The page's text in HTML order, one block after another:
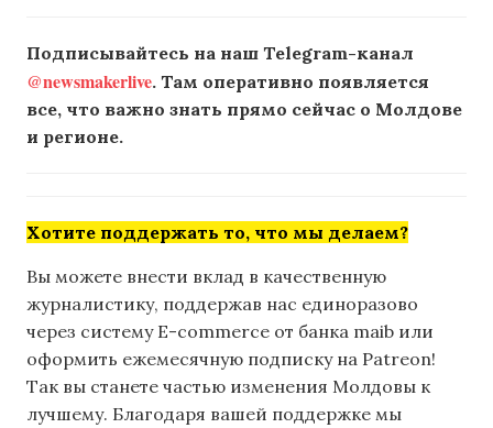
Подписывайтесь на наш Telegram-канал
@newsmakerlive. Там оперативно появляется
все, что важно знать прямо сейчас о Молдове
и регионе.
Хотите поддержать то, что мы делаем?
Вы можете внести вклад в качественную
журналистику, поддержав нас единоразово
через систему E-commerce от банка maib или
оформить ежемесячную подписку на Patreon!
Так вы станете частью изменения Молдовы к
лучшему. Благодаря вашей поддержке мы